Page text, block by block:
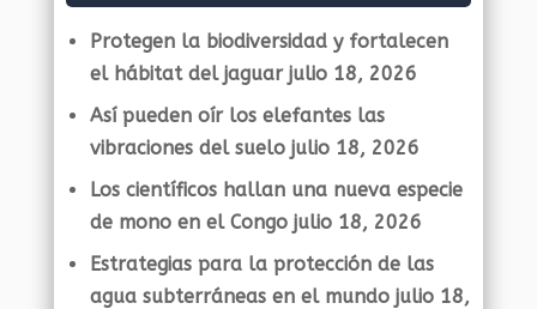
Protegen la biodiversidad y fortalecen
el hábitat del jaguar julio 18, 2026
Así pueden oír los elefantes las
vibraciones del suelo julio 18, 2026
Los científicos hallan una nueva especie
de mono en el Congo julio 18, 2026
Estrategias para la protección de las
agua subterráneas en el mundo julio 18,